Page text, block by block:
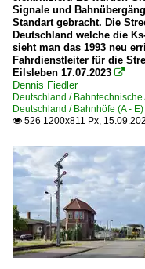
Signale und
Standart gebracht. Die
Deutschland welche die
sieht man das 1993 neu
Fahrdienstleiter für die
Eilsleben 17.07.2023 
Dennis Fiedler
Deutschland /
Deutschland / Bahnhöfe (A -
 526 1200x811 Px,